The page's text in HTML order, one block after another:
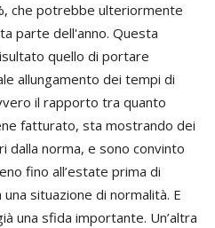
che potrebbe ulteriormente
parte dell'anno. Questa
quello di portare
allungamento dei tempi di
il rapporto tra quanto
fatturato, sta mostrando dei
dalla norma, e sono convinto
fino all’estate prima di
situazione di normalità. E
una sfida importante. Un’altra